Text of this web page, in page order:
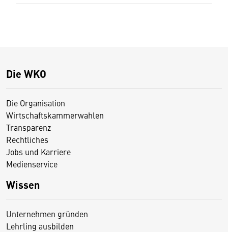
Die WKO
Die Organisation
Wirtschaftskammerwahlen
Transparenz
Rechtliches
Jobs und Karriere
Medienservice
Wissen
Unternehmen gründen
Lehrling ausbilden